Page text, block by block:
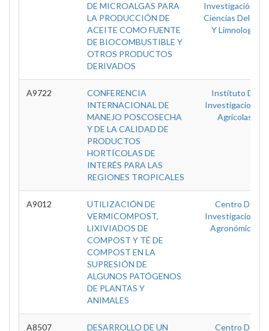
DE MICROALGAS PARA
LA PRODUCCIÓN DE
ACEITE COMO FUENTE
DE BIOCOMBUSTIBLE Y
OTROS PRODUCTOS
DERIVADOS
Investigación En
Ciencias Del Mar
Y Limnologia
A9722
CONFERENCIA
INTERNACIONAL DE
MANEJO POSCOSECHA
Y DE LA CALIDAD DE
PRODUCTOS
HORTÍCOLAS DE
INTERÉS PARA LAS
REGIONES TROPICALES
Instituto De
Investigaciones
Agrícolas
A9012
UTILIZACIÓN DE
VERMICOMPOST,
LIXIVIADOS DE
COMPOST Y TÉ DE
COMPOST EN LA
SUPRESIÓN DE
ALGUNOS PATÓGENOS
DE PLANTAS Y
ANIMALES
Centro De
Investigaciones
Agronómicas
A8507 DESARROLLO DE UN Centro De